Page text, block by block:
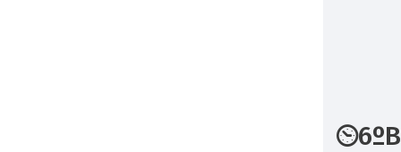
6ºB